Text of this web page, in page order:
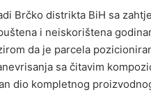
Brčko distrikta BiH sa
i neiskorištena
da je parcela
sa čitavim
dio kompletnog